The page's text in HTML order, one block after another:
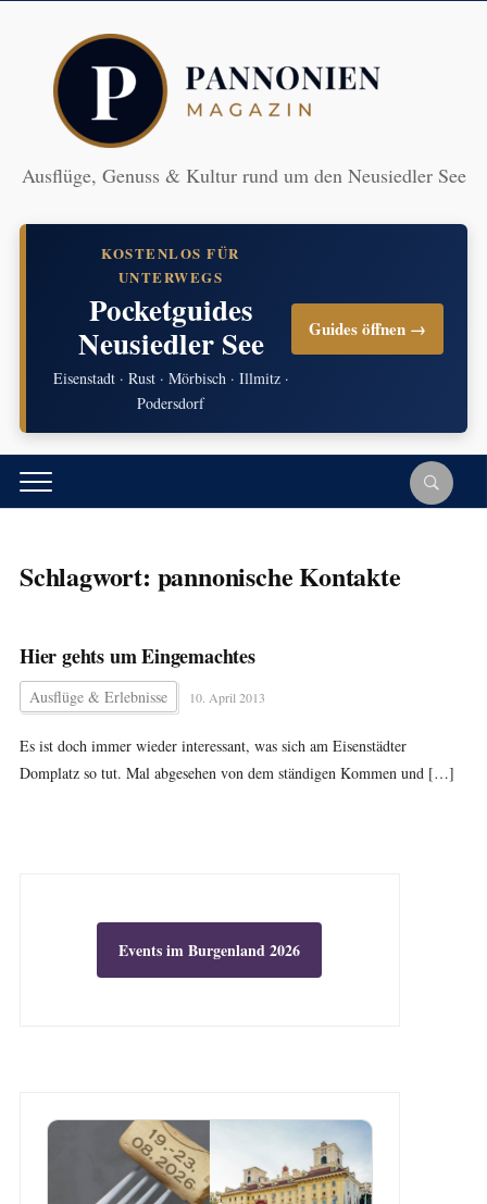
Ausflüge, Genuss & Kultur rund um den Neusiedler See
KOSTENLOS FÜR
UNTERWEGS
Pocketguides
Neusiedler See
Eisenstadt · Rust · Mörbisch · Illmitz ·
Podersdorf
Guides öffnen →
Schlagwort: pannonische Kontakte
Hier gehts um Eingemachtes
Ausflüge & Erlebnisse 10. April 2013
Es ist doch immer wieder interessant, was sich am Eisenstädter
Domplatz so tut. Mal abgesehen von dem ständigen Kommen und […]
Events im Burgenland 2026